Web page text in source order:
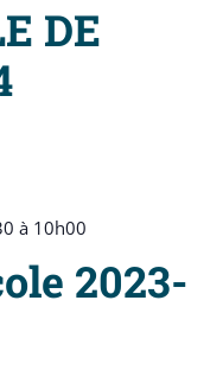
DE
à 10h00
2023-